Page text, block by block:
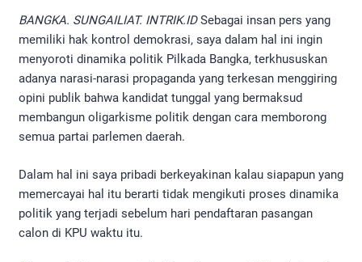
BANGKA. SUNGAILIAT. INTRIK.IDSebagai insan pers yang
memiliki hak kontrol demokrasi, saya dalam hal ini ingin
menyoroti dinamika politik Pilkada Bangka, terkhususkan
adanya narasi-narasi propaganda yang terkesan menggiring
opini publik bahwa kandidat tunggal yang bermaksud
membangun oligarkisme politik dengan cara memborong
semua partai parlemen daerah.
Dalam hal ini saya pribadi berkeyakinan kalau siapapun yang
memercayai hal itu berarti tidak mengikuti proses dinamika
politik yang terjadi sebelum hari pendaftaran pasangan
calon di KPU waktu itu.